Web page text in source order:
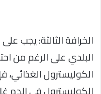
الخرافة الثالثة: يجب
البلدي على الرغم من
الكوليسترول